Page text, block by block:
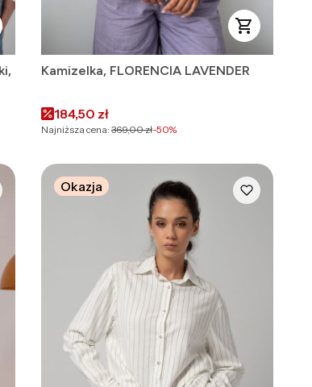
Kamizelka, FLORENCIA LAVENDER
Cena promocyjna
184,50 zł
Najniższa cena: 369,00 zł-50%
Okazja